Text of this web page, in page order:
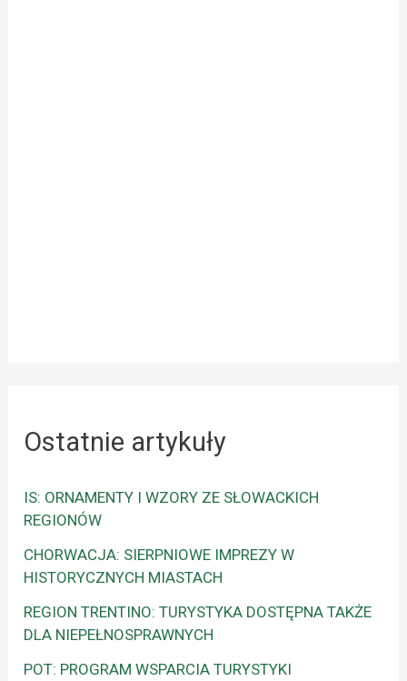
Ostatnie artykuły
IS: ORNAMENTY I WZORY ZE SŁOWACKICH
REGIONÓW
CHORWACJA: SIERPNIOWE IMPREZY W
HISTORYCZNYCH MIASTACH
REGION TRENTINO: TURYSTYKA DOSTĘPNA TAKŻE
DLA NIEPEŁNOSPRAWNYCH
POT: PROGRAM WSPARCIA TURYSTYKI